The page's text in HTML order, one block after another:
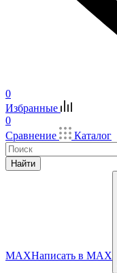
0
Избранные
0
Сравнение
Каталог
Найти
MAXНаписать в MAX